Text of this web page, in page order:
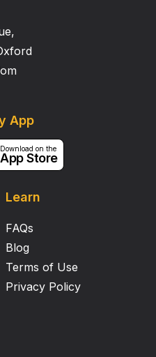
Learn
FAQs
Blog
Terms of Use
Privacy Policy
App
Download on the
App Store